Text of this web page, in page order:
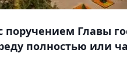
поручением Главы
полностью или